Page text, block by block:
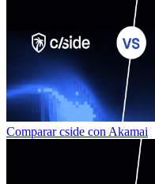
Comparar cside con Akamai